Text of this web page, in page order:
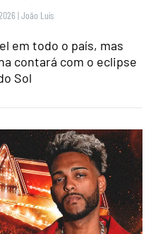
|João Luís
em todo o país, mas
contará com o eclipse
Sol